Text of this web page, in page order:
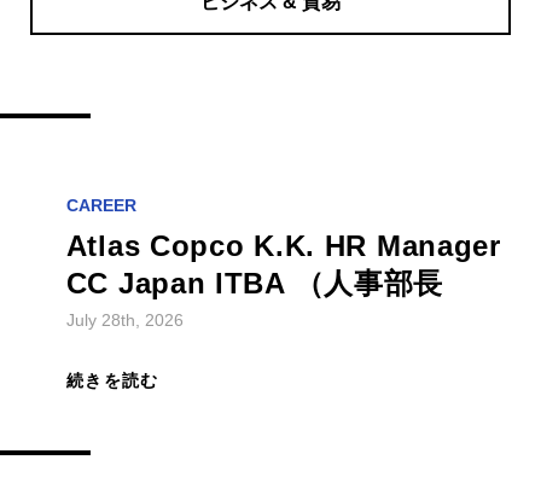
CAREER
Atlas Copco K.K. HR Manager
CC Japan ITBA （人事部長
July 28th, 2026
続きを読む